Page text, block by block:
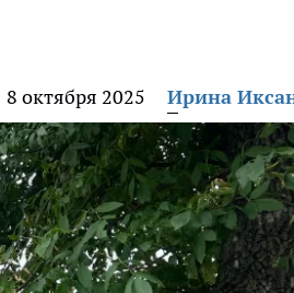
8 октября 2025 Ирина